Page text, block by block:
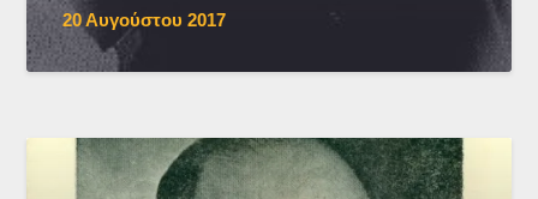
20 Αυγούστου 2017